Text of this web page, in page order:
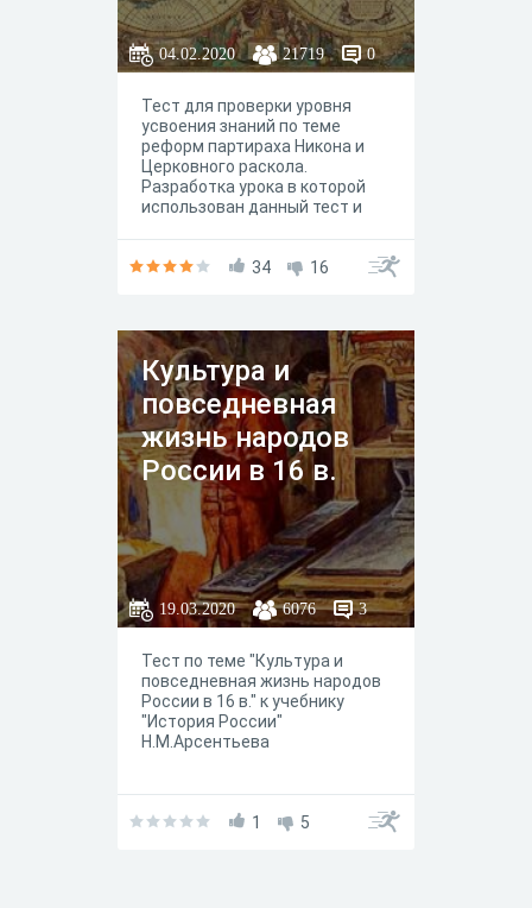
04.02.2020 21719 0
Тест для проверки уровня
усвоения знаний по теме
реформ партираха Никона и
Церковного раскола.
Разработка урока в которой
использован данный тест и
данной теме смотрите на
https://www.istped.com/
34 16
Культура и
повседневная
жизнь народов
России в 16 в.
19.03.2020 6076 3
Тест по теме "Культура и
повседневная жизнь народов
России в 16 в." к учебнику
"История России"
Н.М.Арсентьева
1 5